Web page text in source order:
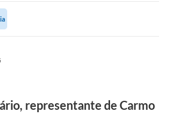
representante de Carmo